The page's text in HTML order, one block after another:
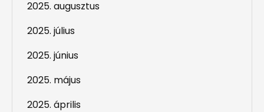
2025. augusztus
2025. július
2025. június
2025. május
2025. április